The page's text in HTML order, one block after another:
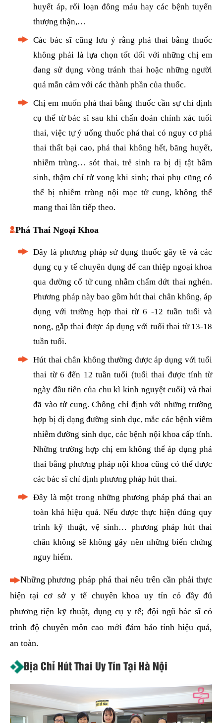
huyết áp, rối loạn đông máu hay các bệnh tuyến
thượng thận,…
Các bác sĩ cũng lưu ý rằng phá thai bằng thuốc
không phải là lựa chọn tốt đối với những chị em
đang sử dụng vòng tránh thai hoặc những người
quá mẫn cảm với các thành phần của thuốc.
Chị em muốn phá thai bằng thuốc cần sự chỉ định
cụ thể từ bác sĩ sau khi chẩn đoán chính xác tuổi
thai, việc tự ý uống thuốc phá thai có nguy cơ phá
thai thất bại cao, phá thai không hết, băng huyết,
nhiễm trùng… sót thai, trẻ sinh ra bị dị tật bẩm
sinh, thậm chí tử vong khi sinh; thai phụ cũng có
thể bị nhiễm trùng nội mạc tử cung, không thể
mang thai lần tiếp theo.
Phá Thai Ngoại Khoa
Đây là phương pháp sử dụng thuốc gây tê và các
dụng cụ y tế chuyên dụng để can thiệp ngoại khoa
qua đường cổ tử cung nhằm chấm dứt thai nghén.
Phương pháp này bao gồm hút thai chân không, áp
dụng với trường hợp thai từ 6 -12 tuần tuổi và
nong, gắp thai được áp dụng với tuổi thai từ 13-18
tuần tuổi.
Hút thai chân không thường được áp dụng với tuổi
thai từ 6 đến 12 tuần tuổi (tuổi thai được tính từ
ngày đầu tiên của chu kì kinh nguyệt cuối) và thai
đã vào tử cung. Chống chỉ định với những trường
hợp bị dị dạng đường sinh dục, mắc các bệnh viêm
nhiễm đường sinh dục, các bệnh nội khoa cấp tính.
Những trường hợp chị em không thể áp dụng phá
thai bằng phương pháp nội khoa cũng có thể được
các bác sĩ chỉ định phương pháp hút thai.
Đây là một trong những phương pháp phá thai an
toàn khá hiệu quả. Nếu được thực hiện đúng quy
trình kỹ thuật, vệ sinh… phương pháp hút thai
chân không sẽ không gây nên những biến chứng
nguy hiểm.
Những phương pháp phá thai nêu trên cần phải thực
hiện tại cơ sở y tế chuyên khoa uy tín có đầy đủ
phương tiện kỹ thuật, dụng cụ y tế; đội ngũ bác sĩ có
trình độ chuyên môn cao mới đảm bảo tính hiệu quả,
an toàn.
Địa Chỉ Hút Thai Uy Tín Tại Hà Nội